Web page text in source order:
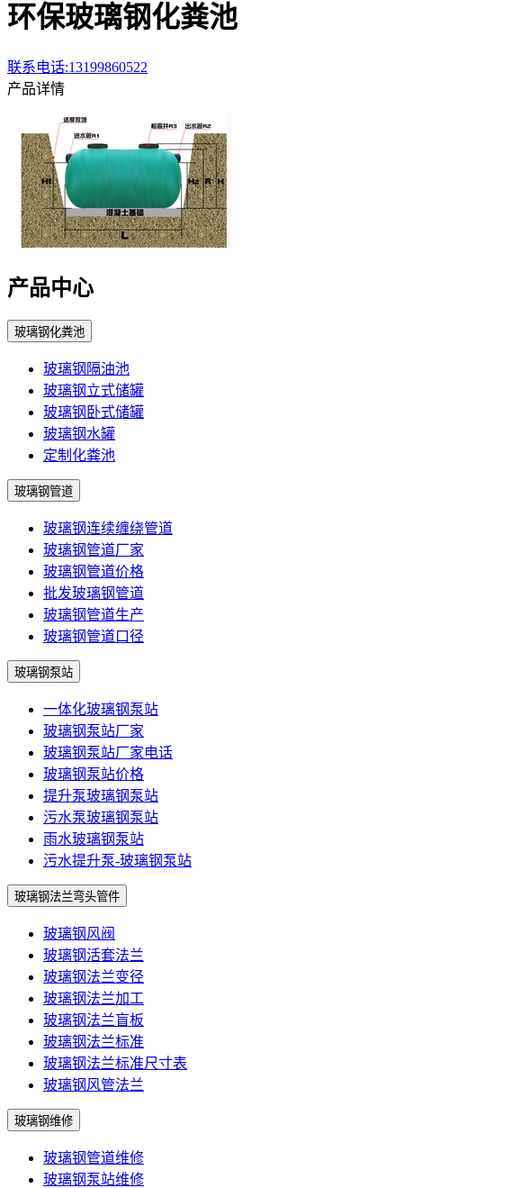
环保玻璃钢化粪池
联系电话:13199860522
产品详情
产品中心
玻璃钢化粪池
玻璃钢隔油池
玻璃钢立式储罐
玻璃钢卧式储罐
玻璃钢水罐
定制化粪池
玻璃钢管道
玻璃钢连续缠绕管道
玻璃钢管道厂家
玻璃钢管道价格
批发玻璃钢管道
玻璃钢管道生产
玻璃钢管道口径
玻璃钢泵站
一体化玻璃钢泵站
玻璃钢泵站厂家
玻璃钢泵站厂家电话
玻璃钢泵站价格
提升泵玻璃钢泵站
污水泵玻璃钢泵站
雨水玻璃钢泵站
污水提升泵-玻璃钢泵站
玻璃钢法兰弯头管件
玻璃钢风阀
玻璃钢活套法兰
玻璃钢法兰变径
玻璃钢法兰加工
玻璃钢法兰盲板
玻璃钢法兰标准
玻璃钢法兰标准尺寸表
玻璃钢风管法兰
玻璃钢维修
玻璃钢管道维修
玻璃钢泵站维修